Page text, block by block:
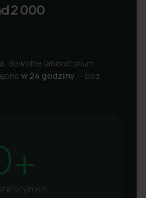
2 000
dowolne laboratorium
w 24 godziny — bez